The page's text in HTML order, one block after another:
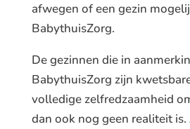
afwegen of een gezin
BabythuisZorg.
De gezinnen die in
BabythuisZorg zijn
volledige zelfredzaamheid
dan ook nog geen realiteit